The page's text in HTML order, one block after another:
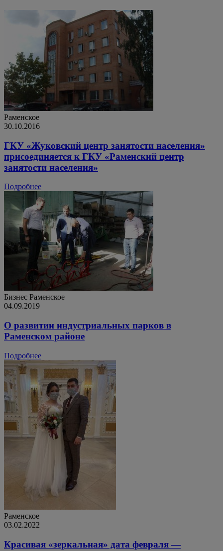
Раменское
30.10.2016
ГКУ «Жуковский центр занятости населения»
присоединяется к ГКУ «Раменский центр
занятости населения»
Подробнее
Бизнес Раменское
04.09.2019
О развитии индустриальных парков в
Раменском районе
Подробнее
Раменское
03.02.2022
Красивая «зеркальная» дата февраля —